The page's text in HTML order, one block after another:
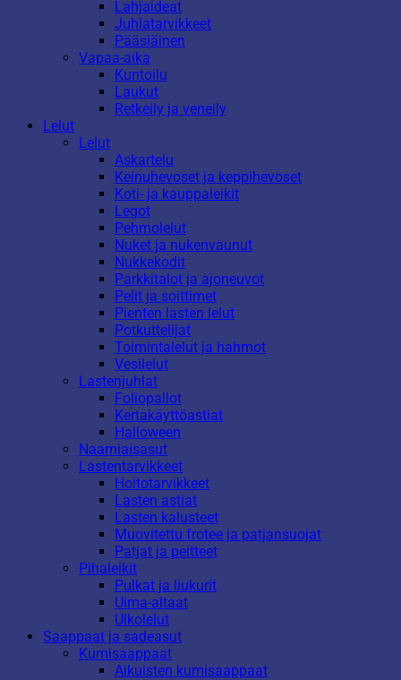
Lahjaideat
Juhlatarvikkeet
Pääsiäinen
Vapaa-aika
Kuntoilu
Laukut
Retkeily ja veneily
Lelut
Lelut
Askartelu
Keinuhevoset ja keppihevoset
Koti- ja kauppaleikit
Legot
Pehmolelut
Nuket ja nukenvaunut
Nukkekodit
Parkkitalot ja ajoneuvot
Pelit ja soittimet
Pienten lasten lelut
Potkuttelijat
Toimintalelut ja hahmot
Vesilelut
Lastenjuhlat
Foliopallot
Kertakäyttöastiat
Halloween
Naamiaisasut
Lastentarvikkeet
Hoitotarvikkeet
Lasten astiat
Lasten kalusteet
Muovitettu frotee ja patjansuojat
Patjat ja peitteet
Pihaleikit
Pulkat ja liukurit
Uima-altaat
Ulkolelut
Saappaat ja sadeasut
Kumisaappaat
Aikuisten kumisaappaat